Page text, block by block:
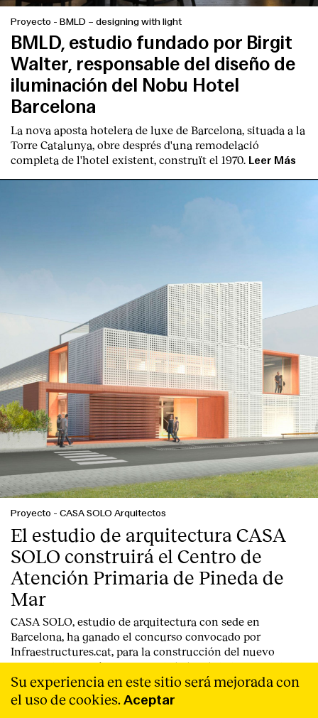
Proyecto - BMLD – designing with light
BMLD, estudio fundado por Birgit
Walter, responsable del diseño de
iluminación del Nobu Hotel
Barcelona
La nova aposta hotelera de luxe de Barcelona, situada a la
Torre Catalunya, obre després d'una remodelació
completa de l'hotel existent, construït el 1970.
Leer Más
Proyecto - CASA SOLO Arquitectos
El estudio de arquitectura CASA
SOLO construirá el Centro de
Atención Primaria de Pineda de
Mar
CASA SOLO, estudio de arquitectura con sede en
Barcelona, ha ganado el concurso convocado por
Infraestructures.cat, para la construcción del nuevo
Centro de Atención Primaria de la localidad costera de
Pineda de Mar (Barcelona). Leer Más
Su experiencia en este sitio será mejorada con
el uso de cookies. Aceptar